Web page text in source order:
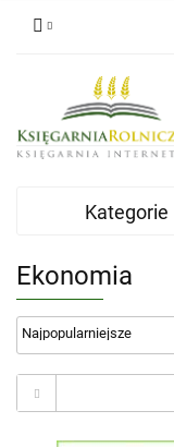
Kategorie
Ekonomia